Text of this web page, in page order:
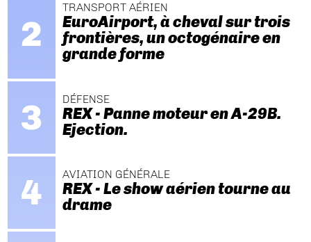
TRANSPORT AÉRIEN
EuroAirport, à cheval sur trois
frontières, un octogénaire en
grande forme
DÉFENSE
REX - Panne moteur en A-29B.
Ejection.
AVIATION GÉNÉRALE
REX - Le show aérien tourne au
drame